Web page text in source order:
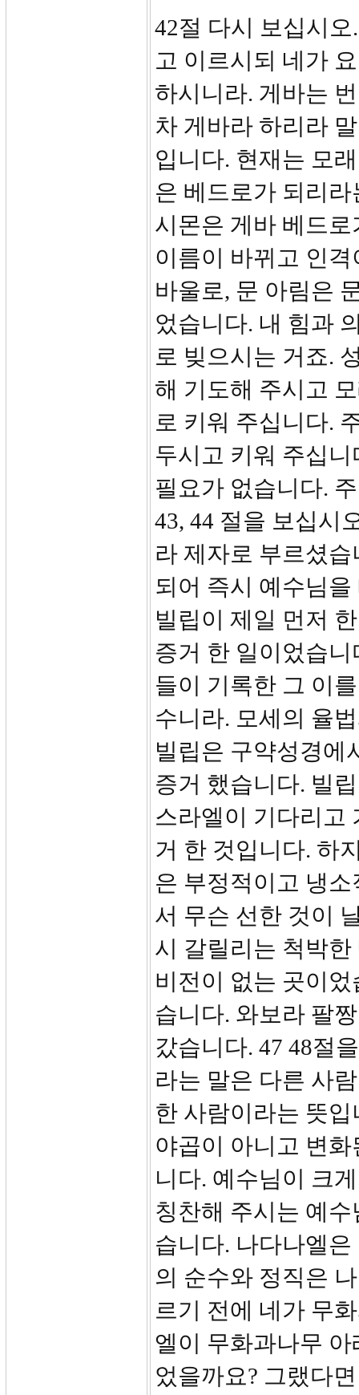
42절 다시 보십시
고 이르시되 네가
하시니라. 게바는
차 게바라 하리라
입니다. 현재는 모
은 베드로가 되리
시몬은 게바 베드
이름이 바뀌고 인
바울로, 문 아림은
었습니다. 내 힘과
로 빚으시는 거죠.
해 기도해 주시고
로 키워 주십니다.
두시고 키워 주십
필요가 없습니다.
43, 44 절을 보십시
라 제자로 부르셨
되어 즉시 예수님
빌립이 제일 먼저
증거 한 일이었습
들이 기록한 그 이
수니라. 모세의 율
빌립은 구약성경에
증거 했습니다. 빌
스라엘이 기다리고
거 한 것입니다. 하
은 부정적이고 냉
서 무슨 선한 것이
시 갈릴리는 척박
비전이 없는 곳이
습니다. 와보라 팔
갔습니다. 47 48절
라는 말은 다른 사
한 사람이라는 뜻
야곱이 아니고 변
니다. 예수님이 크
칭찬해 주시는 예
습니다. 나다나엘
의 순수와 정직은
르기 전에 네가 무
엘이 무화과나무
었을까요? 그랬다